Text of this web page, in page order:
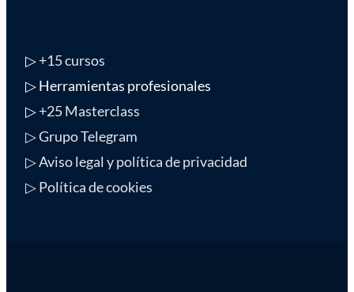
▷+15 cursos
▷ Herramientas profesionales
▷+25 Masterclass
▷ Grupo Telegram
▷ Aviso legal y política de privacidad
▷ Política de cookies